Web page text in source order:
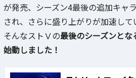
が発売、シーズン4最後の追加キャ
され、さらに盛り上がりが加速して
そんなストⅤの最後のシーズンと
始動しました！